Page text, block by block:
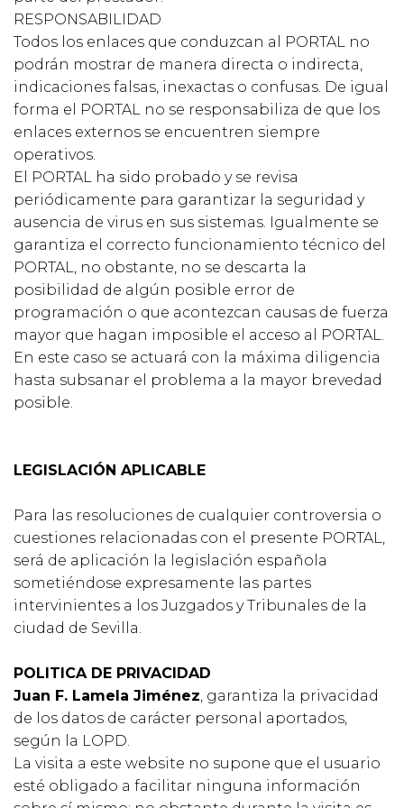
RESPONSABILIDAD
Todos los enlaces que conduzcan al PORTAL no
podrán mostrar de manera directa o indirecta,
indicaciones falsas, inexactas o confusas. De igual
forma el PORTAL no se responsabiliza de que los
enlaces externos se encuentren siempre
operativos.
El PORTAL ha sido probado y se revisa
periódicamente para garantizar la seguridad y
ausencia de virus en sus sistemas. Igualmente se
garantiza el correcto funcionamiento técnico del
PORTAL, no obstante, no se descarta la
posibilidad de algún posible error de
programación o que acontezcan causas de fuerza
mayor que hagan imposible el acceso al PORTAL.
En este caso se actuará con la máxima diligencia
hasta subsanar el problema a la mayor brevedad
posible.
LEGISLACIÓN APLICABLE
Para las resoluciones de cualquier controversia o
cuestiones relacionadas con el presente PORTAL,
será de aplicación la legislación española
sometiéndose expresamente las partes
intervinientes a los Juzgados y Tribunales de la
ciudad de Sevilla.
POLITICA DE PRIVACIDAD
Juan F. Lamela Jiménez, garantiza la privacidad
de los datos de carácter personal aportados,
según la LOPD.
La visita a este website no supone que el usuario
esté obligado a facilitar ninguna información